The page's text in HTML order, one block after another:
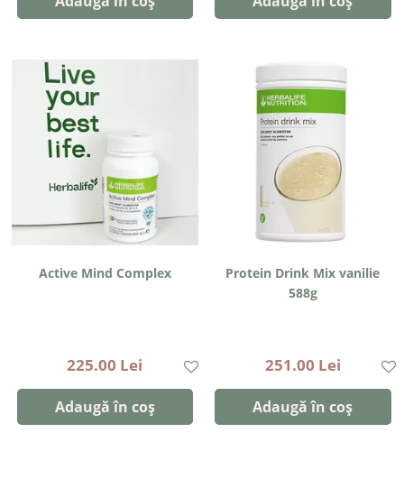
Active Mind Complex
225.00 Lei
Adaugă în coș
Protein Drink Mix vanilie
588g
251.00 Lei
Adaugă în coș